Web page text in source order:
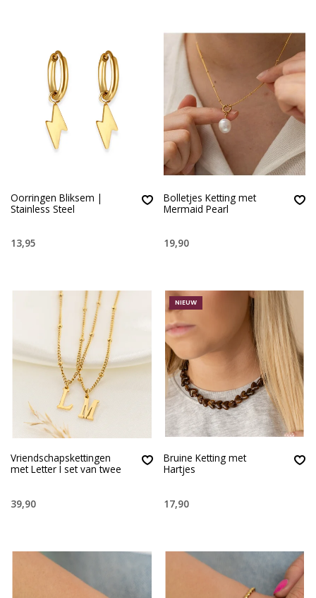
Oorringen Bliksem |
Stainless Steel
13,95
Bolletjes Ketting met
Mermaid Pearl
19,90
Vriendschapskettingen
met Letter I set van twee
39,90
NIEUW
Bruine Ketting met
Hartjes
17,90